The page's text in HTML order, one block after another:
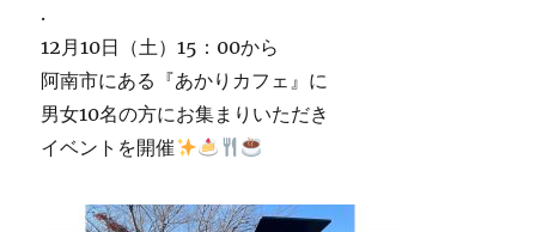
.
12月10日（土）15：00から
阿南市にある『あかりカフェ』に
男女10名の方にお集まりいただき
イベントを開催